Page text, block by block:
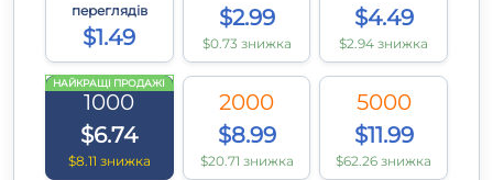
переглядів
$1.49
$2.99
$0.73 знижка
$4.49
$2.94 знижка
НАЙКРАЩІ ПРОДАЖІ
1000
$6.74
$8.11 знижка
2000
$8.99
$20.71 знижка
5000
$11.99
$62.26 знижка